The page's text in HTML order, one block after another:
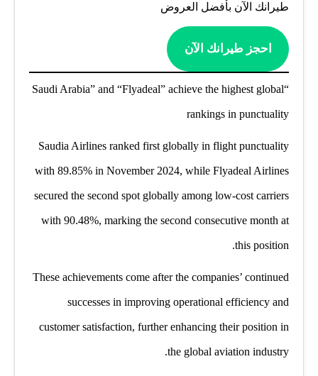
طيرانك الآن بأفضل العروض
احجز طيرانك الآن
“Saudi Arabia” and “Flyadeal” achieve the highest global
rankings in punctuality
Saudia Airlines ranked first globally in flight punctuality
with 89.85% in November 2024, while Flyadeal Airlines
secured the second spot globally among low-cost carriers
with 90.48%, marking the second consecutive month at
this position.
These achievements come after the companies’ continued
successes in improving operational efficiency and
customer satisfaction, further enhancing their position in
the global aviation industry.